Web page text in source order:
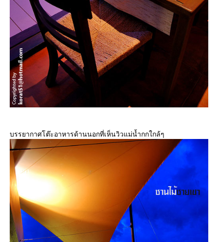
บรรยากาศโต๊ะอาหารด้านนอกที่เห็นวิวแม่น้ำกกใกล้ๆ